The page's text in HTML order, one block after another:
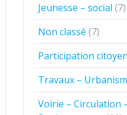
Jeunesse – social (7)
Non classé (7)
Participation
Travaux –
Voirie – Circulation